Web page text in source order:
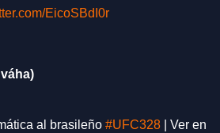
EicoSBdI0r
al brasileño #UFC328 | Ver en